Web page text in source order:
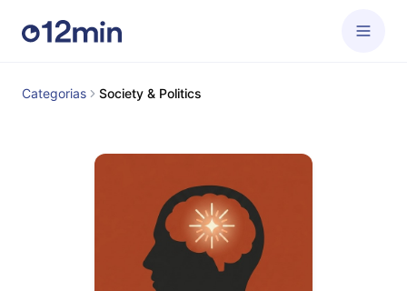
Categorias Society & Politics